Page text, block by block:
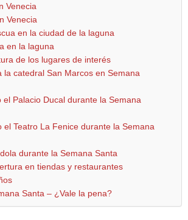
Venecia
Venecia
en la ciudad de la laguna
en la laguna
de los lugares de interés
la catedral San Marcos en Semana
el Palacio Ducal durante la Semana
el Teatro La Fenice durante la Semana
durante la Semana Santa
en tiendas y restaurantes
Santa – ¿Vale la pena?